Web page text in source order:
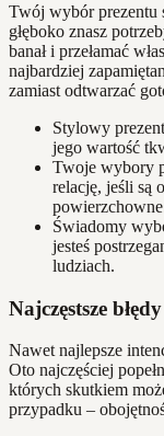
Twój wybór prezentu
głęboko znasz
banał i przełamać
najbardziej
zamiast odtwarzać
Stylowy
jego wartość
Twoje wybory
relację, jeśli są
Świadomy
jesteś
ludziach.
Najczęstsze
Nawet najlepsze
Oto najczęściej
których skutkiem
przypadku –